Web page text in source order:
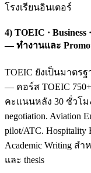
โรงเรียนอินเตอร์
4) TOEIC · Business
— ทำงานและ
TOEIC ยังเป็นมาต
— คอร์ส TOEIC
คะแนนหลัง 30 ชั่วโมง.
negotiation. Aviation
pilot/ATC.
Academic Writing ส
และ thesis